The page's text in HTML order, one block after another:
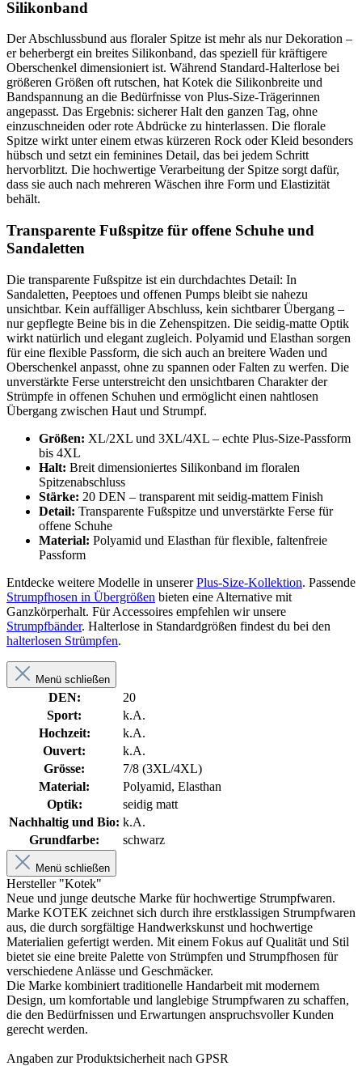
Silikonband
Der Abschlussbund aus floraler Spitze ist mehr als nur Dekoration –
er beherbergt ein breites Silikonband, das speziell für kräftigere
Oberschenkel dimensioniert ist. Während Standard-Halterlose bei
größeren Größen oft rutschen, hat Kotek die Silikonbreite und
Bandspannung an die Bedürfnisse von Plus-Size-Trägerinnen
angepasst. Das Ergebnis: sicherer Halt den ganzen Tag, ohne
einzuschneiden oder rote Abdrücke zu hinterlassen. Die florale
Spitze wirkt unter einem etwas kürzeren Rock oder Kleid besonders
hübsch und setzt ein feminines Detail, das bei jedem Schritt
hervorblitzt. Die hochwertige Verarbeitung der Spitze sorgt dafür,
dass sie auch nach mehreren Wäschen ihre Form und Elastizität
behält.
Transparente Fußspitze für offene Schuhe und
Sandaletten
Die transparente Fußspitze ist ein durchdachtes Detail: In
Sandaletten, Peeptoes und offenen Pumps bleibt sie nahezu
unsichtbar. Kein auffälliger Abschluss, kein sichtbarer Übergang –
nur gepflegte Beine bis in die Zehenspitzen. Die seidig-matte Optik
wirkt natürlich und elegant zugleich. Polyamid und Elasthan sorgen
für eine flexible Passform, die sich auch an breitere Waden und
Oberschenkel anpasst, ohne zu spannen oder Falten zu werfen. Die
unverstärkte Ferse unterstreicht den unsichtbaren Charakter der
Strümpfe in offenen Schuhen und ermöglicht einen nahtlosen
Übergang zwischen Haut und Strumpf.
Größen: XL/2XL und 3XL/4XL – echte Plus-Size-Passform
bis 4XL
Halt: Breit dimensioniertes Silikonband im floralen
Spitzenabschluss
Stärke: 20 DEN – transparent mit seidig-mattem Finish
Detail: Transparente Fußspitze und unverstärkte Ferse für
offene Schuhe
Material: Polyamid und Elasthan für flexible, faltenfreie
Passform
Entdecke weitere Modelle in unsererPlus-Size-Kollektion. Passende
Strumpfhosen in Übergrößen bieten eine Alternative mit
Ganzkörperhalt. Für Accessoires empfehlen wir unsere
Strumpfbänder. Halterlose in Standardgrößen findest du bei den
halterlosen Strümpfen.
Menü schließen
DEN:
20
Sport:
k.A.
Hochzeit:
k.A.
Ouvert:
k.A.
Grösse:
7/8 (3XL/4XL)
Material:
Polyamid, Elasthan
Optik:
seidig matt
Nachhaltig und Bio: k.A.
Grundfarbe:
schwarz
Menü schließen
Hersteller "Kotek"
Neue und junge deutsche Marke für hochwertige Strumpfwaren.
Marke KOTEK zeichnet sich durch ihre erstklassigen Strumpfwaren
aus, die durch sorgfältige Handwerkskunst und hochwertige
Materialien gefertigt werden. Mit einem Fokus auf Qualität und Stil
bietet sie eine breite Palette von Strümpfen und Strumpfhosen für
verschiedene Anlässe und Geschmäcker.
Die Marke kombiniert traditionelle Handarbeit mit modernem
Design, um komfortable und langlebige Strumpfwaren zu schaffen,
die den Bedürfnissen und Erwartungen anspruchsvoller Kunden
gerecht werden.
Angaben zur Produktsicherheit nach GPSR